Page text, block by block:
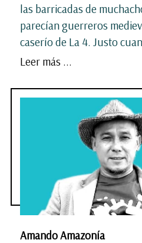
las barricadas de
parecían guerreros
caserío de La 4. Justo
Leer más ...
Amando Amazonía